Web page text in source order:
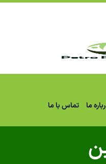
تماس با ما